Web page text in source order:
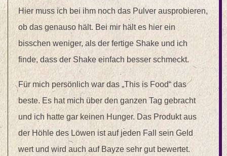
Hier muss ich bei ihm noch das Pulver ausprobieren,
ob das genauso hält. Bei mir hält es hier ein
bisschen weniger, als der fertige Shake und ich
finde, dass der Shake einfach besser schmeckt.
Für mich persönlich war das „This is Food“ das
beste. Es hat mich über den ganzen Tag gebracht
und ich hatte gar keinen Hunger. Das Produkt aus
der Höhle des Löwen ist auf jeden Fall sein Geld
wert und wird auch auf Bayze sehr gut bewertet.